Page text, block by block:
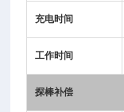
充电时间
工作时间
探棒补偿